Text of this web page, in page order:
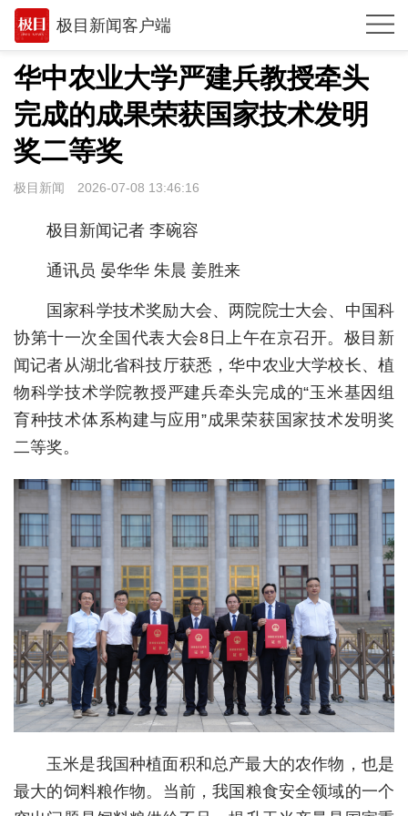
极目新闻客户端
推荐
体育
观点
时政
环球
专题
极客圈
经济
城建
科教
健康
悠游
相亲
汽车
房产
华中农业大学严建兵教授牵头
完成的成果荣获国家技术发明
奖二等奖
极目新闻 2026-07-08 13:46:16
极目新闻记者 李碗容
通讯员 晏华华 朱晨 姜胜来
国家科学技术奖励大会、两院院士大会、中国科
协第十一次全国代表大会8日上午在京召开。极目新
闻记者从湖北省科技厅获悉，华中农业大学校长、植
物科学技术学院教授严建兵牵头完成的“玉米基因组
育种技术体系构建与应用”成果荣获国家技术发明奖
二等奖。
玉米是我国种植面积和总产最大的农作物，也是
最大的饲料粮作物。当前，我国粮食安全领域的一个